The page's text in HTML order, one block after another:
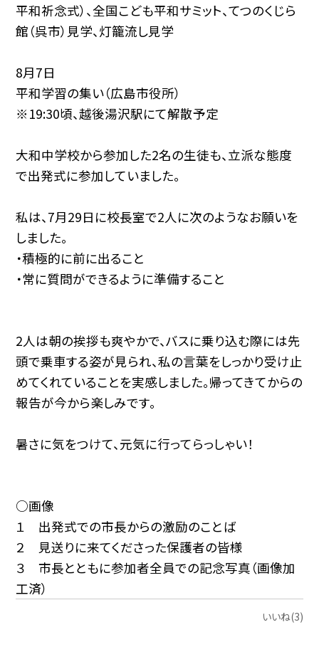
平和祈念式）、全国こども平和サミット、てつのくじら
館（呉市）見学、灯籠流し見学
8月7日
平和学習の集い（広島市役所）
※19:30頃、越後湯沢駅にて解散予定
大和中学校から参加した2名の生徒も、立派な態度
で出発式に参加していました。
私は、7月29日に校長室で2人に次のようなお願いを
しました。
・積極的に前に出ること
・常に質問ができるように準備すること
2人は朝の挨拶も爽やかで、バスに乗り込む際には先
頭で乗車する姿が見られ、私の言葉をしっかり受け止
めてくれていることを実感しました。帰ってきてからの
報告が今から楽しみです。
暑さに気をつけて、元気に行ってらっしゃい！
○画像
１ 出発式での市長からの激励のことば
２ 見送りに来てくださった保護者の皆様
３ 市長とともに参加者全員での記念写真（画像加
工済）
いいね(3)